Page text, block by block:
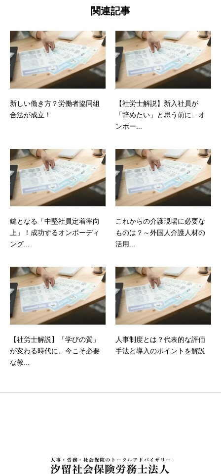
関連記事
新しい働き方？労働者協同組
合法が成立！
【社労士解説】新入社員が
「辞めたい」と思う前に…オ
ンボー...
鍵となる「中堅社員定着率向
上」！成功するオンボーディ
ング...
これからの介護現場に必要な
ものは？～外国人介護人材の
活用...
【社労士解説】「学びの質」
が変わる時代に、今こそ必要
な教...
人事制度とは？代表的な評価
手法と導入のポイントを解説